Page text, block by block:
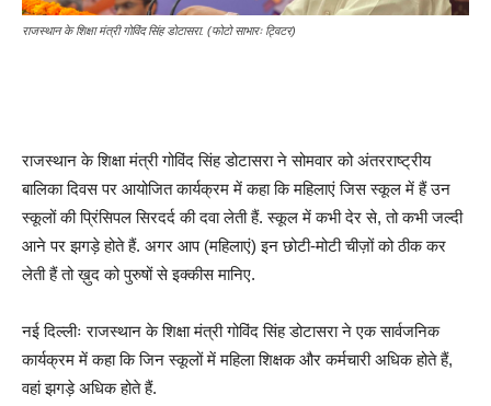
राजस्थान के शिक्षा मंत्री गोविंद सिंह डोटासरा. (फोटो साभारः ट्विटर)
राजस्थान के शिक्षा मंत्री गोविंद सिंह डोटासरा ने सोमवार को अंतरराष्ट्रीय
बालिका दिवस पर आयोजित कार्यक्रम में कहा कि महिलाएं जिस स्कूल में हैं उन
स्कूलों की प्रिंसिपल सिरदर्द की दवा लेती हैं. स्कूल में कभी देर से, तो कभी जल्दी
आने पर झगड़े होते हैं. अगर आप (महिलाएं) इन छोटी-मोटी चीज़ों को ठीक कर
लेती हैं तो ख़ुद को पुरुषों से इक्कीस मानिए.
नई दिल्लीः राजस्थान के शिक्षा मंत्री गोविंद सिंह डोटासरा ने एक सार्वजनिक
कार्यक्रम में कहा कि जिन स्कूलों में महिला शिक्षक और कर्मचारी अधिक होते हैं,
वहां झगड़े अधिक होते हैं.